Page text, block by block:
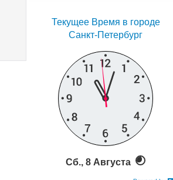
Текущее Время в городе
Санкт-Петербург
Сб., 8 Августа